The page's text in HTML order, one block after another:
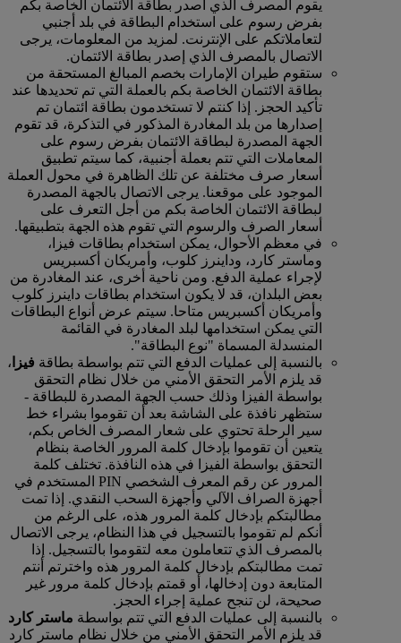
يقوم المصرف الذي أصدر بطاقة الائتمان الخاصة بكم
بفرض رسوم على استخدام البطاقة في بلد أجنبي
لتعاملاتكم على الإنترنت. لمزيد من المعلومات، يرجى
الاتصال بالمصرف الذي إصدر بطاقة الائتمان.
ستقوم طيران الإمارات بخصم المبالغ المستحقة من
بطاقة الائتمان الخاصة بكم بالعملة التي تم تحديدها عند
تأكيد الحجز. إذا كنتم لا تستخدمون بطاقة ائتمان تم
إصدارها من بلد المغادرة المذكور في التذكرة، قد تقوم
الجهة المصدرة لبطاقة الائتمان بفرض رسوم على
المعاملات التي تتم بعملة أجنبية، كما سيتم تطبيق
أسعار صرف مختلفة عن تلك الظاهرة في محول العملة
الموجود على موقعنا. يرجى الاتصال بالجهة المصدرة
لبطاقة الائتمان الخاصة بكم من أجل التعرف على
أسعار الصرف والرسوم التي تقوم هذه الجهة بتطبيقها.
في معظم الأحوال، يمكن استخدام بطاقات فيزا،
وماستر كارد، وداينرز كلوب، وأمريكان أكسبريس
لإجراء عملية الدفع. ومن ناحية أخرى، عند المغادرة من
بعض البلدان، قد لا يكون استخدام بطاقات داينرز كلوب
وأمريكان أكسبريس متاحا. سيتم عرض أنواع البطاقات
التي يمكن استخدامها لبلد المغادرة في القائمة
المنسدلة المسماة "نوع البطاقة".
بالنسبة إلى عمليات الدفع التي تتم بواسطة بطاقة فيزا ،
قد يلزم الأمر التحقق الأمني من خلال نظام التحقق
بواسطة الفيزا وذلك حسب الجهة المصدرة للبطاقة ‑
ستظهر نافذة على الشاشة بعد أن تقوموا بشراء خط
سير الرحلة تحتوي على شعار المصرف الخاص بكم،
يتعين أن تقوموا بإدخال كلمة المرور الخاصة بنظام
التحقق بواسطة الفيزا في هذه النافذة. تختلف كلمة
المرور عن رقم المعرف الشخصي PIN المستخدم في
أجهزة الصراف الآلي وأجهزة السحب النقدي. إذا تمت
مطالبتكم بإدخال كلمة المرور هذه، على الرغم من
أنكم لم تقوموا بالتسجيل في هذا النظام، يرجى الاتصال
بالمصرف الذي تتعاملون معه لتقوموا بالتسجيل. إذا
تمت مطالبتكم بإدخال كلمة المرور هذه واخترتم أنتم
المتابعة دون إدخالها، أو قمتم بإدخال كلمة مرور غير
صحيحة، لن تنجح عملية إجراء الحجز.
بالنسبة إلى عمليات الدفع التي تتم بواسطة ماستر كارد
قد يلزم الأمر التحقق الأمني من خلال نظام ماستر كارد